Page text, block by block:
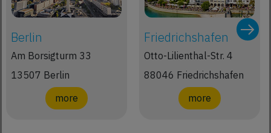
Berlin
Am Borsigturm 33
13507 Berlin
more
Friedrichshafen
Otto-Lilienthal-Str. 4
88046 Friedrichshafen
more